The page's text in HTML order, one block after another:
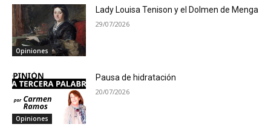
Opiniones
Lady Louisa Tenison y el Dolmen de Menga
29/07/2026
Opiniones
Pausa de hidratación
20/07/2026